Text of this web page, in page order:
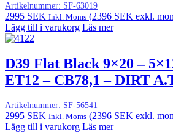
Artikelnummer: SF-63019
2995 SEK Inkl. Moms (2396 SEK exkl.
Lägg till i varukorg Läs mer
D39 Flat Black 9×20 –
ET12 – CB78,1 – DIRT
Artikelnummer: SF-56541
2995 SEK Inkl. Moms (2396 SEK exkl.
Lägg till i varukorg Läs mer